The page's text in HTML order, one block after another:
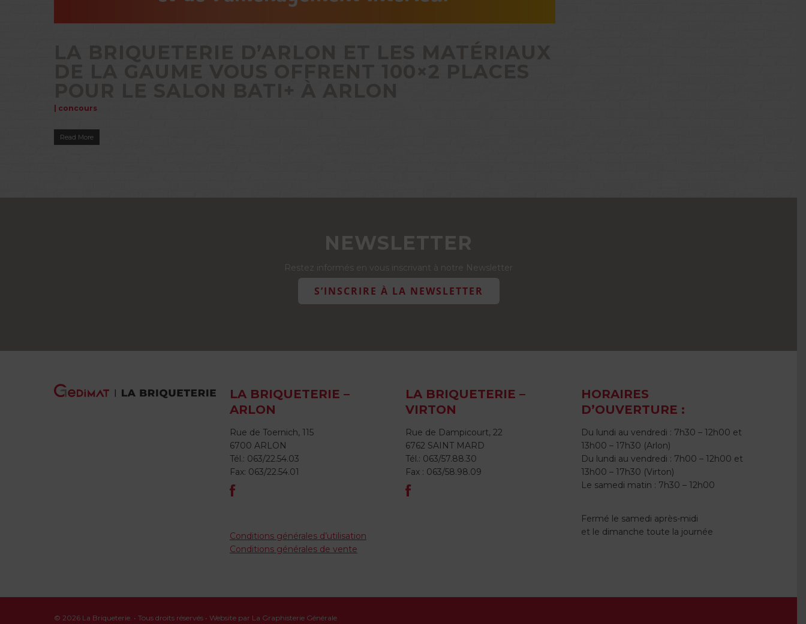
| concours
Read More
NEWSLETTER
Restez informés en vous inscrivant à notre Newsletter
S’INSCRIRE À LA NEWSLETTER
LA BRIQUETERIE –
ARLON
Rue de Toernich, 115
6700 ARLON
Tél.: 063/22.54.03
Fax: 063/22.54.01
Conditions générales d’utilisation
Conditions générales de vente
LA BRIQUETERIE –
VIRTON
Rue de Dampicourt, 22
6762 SAINT MARD
Tél.: 063/57.88.30
Fax : 063/58.98.09
HORAIRES
D’OUVERTURE :
Du lundi au vendredi : 7h30 – 12h00 et
13h00 – 17h30 (Arlon)
Du lundi au vendredi : 7h00 – 12h00 et
13h00 – 17h30 (Virton)
Le samedi matin : 7h30 – 12h00
Fermé le samedi après-midi
et le dimanche toute la journée
© 2026 La Briqueterie. • Tous droits réservés • Website par La Graphisterie Générale